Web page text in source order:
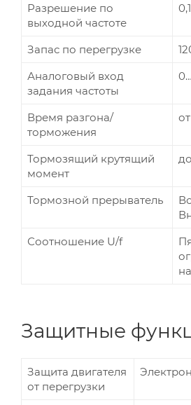
Разрешение по
выходной частоте
Запас по перегрузке
Аналоговый вход
задания частоты
Время разгона/
торможения
Тормозящий крутящий
момент
Тормозной прерыватель
Соотношение U/f
Защитные
Защита двигателя
от перегрузки